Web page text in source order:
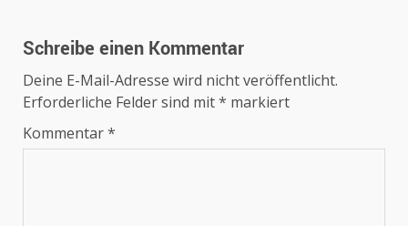
Schreibe einen Kommentar
Deine E-Mail-Adresse wird nicht veröffentlicht.
Erforderliche Felder sind mit* markiert
Kommentar*